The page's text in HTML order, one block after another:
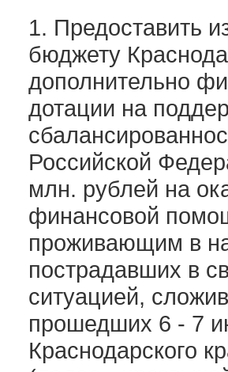
1. Предоставить
бюджету
дополнительно
дотации на
Российской
млн. рублей на
финансовой
проживающим в
пострадавших в
ситуацией,
прошедших 6 - 7
Краснодарского